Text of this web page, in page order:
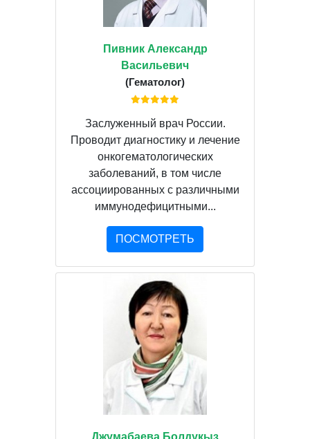
Пивник Александр
Васильевич
(Гематолог)
Заслуженный врач России.
Проводит диагностику и лечение
онкогематологических
заболеваний, в том числе
ассоциированных с различными
иммунодефицитными...
ПОСМОТРЕТЬ
Джумабаева Болдукыз